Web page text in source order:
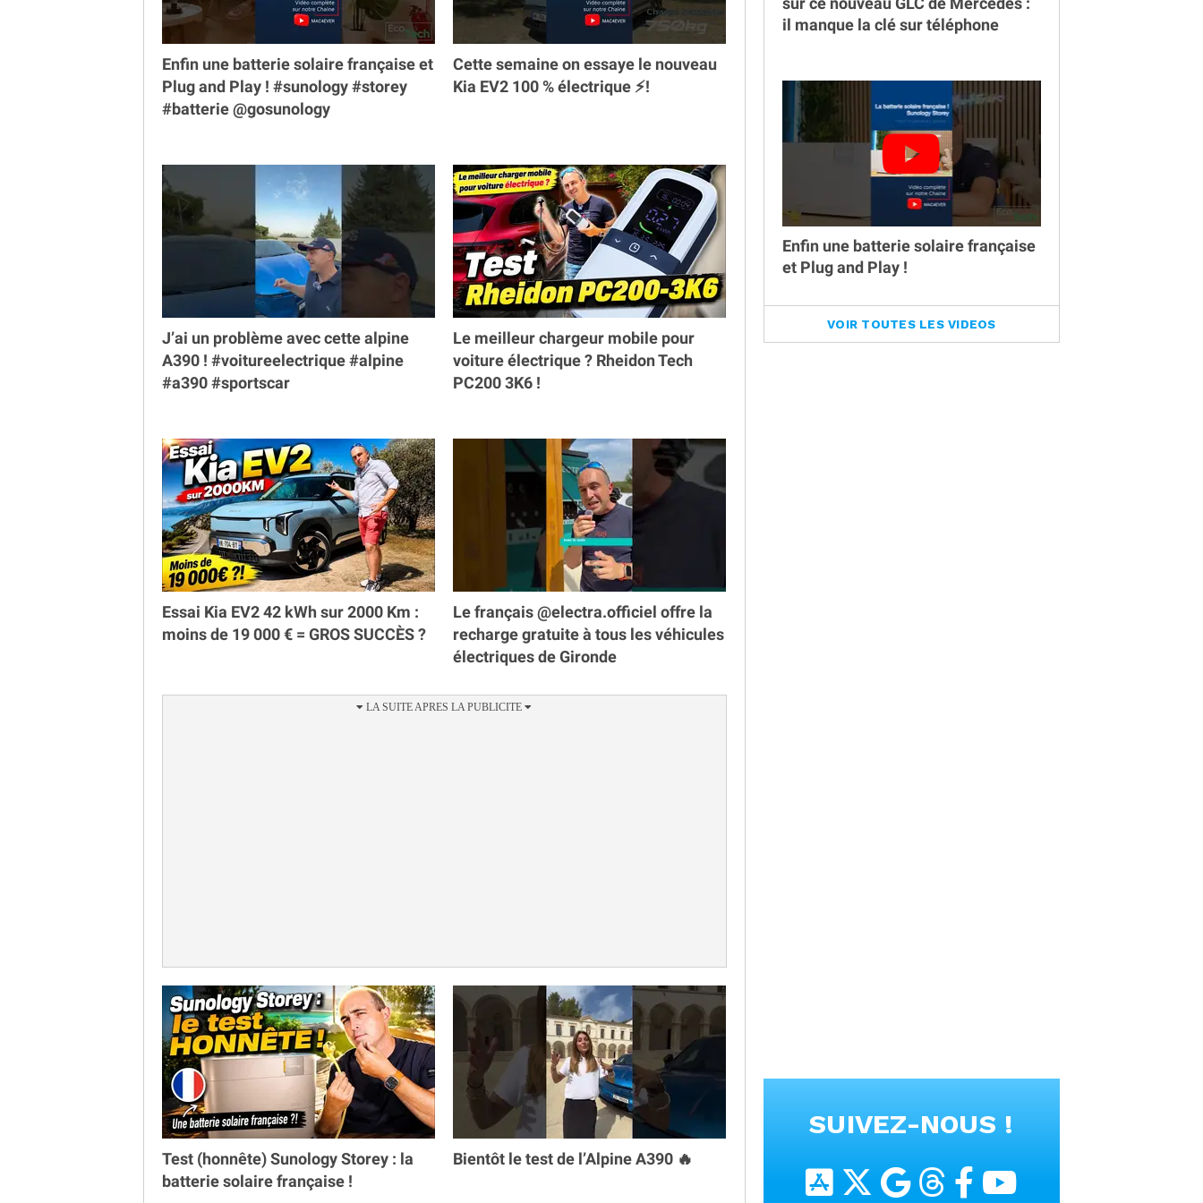
Enfin une batterie solaire française et
Plug and Play ! #sunology #storey
#batterie @gosunology
Cette semaine on essaye le nouveau
Kia EV2 100 % électrique ⚡️!
J’ai un problème avec cette alpine
A390 ! #voitureelectrique #alpine
#a390 #sportscar
Le meilleur chargeur mobile pour
voiture électrique ? Rheidon Tech
PC200 3K6 !
Essai Kia EV2 42 kWh sur 2000 Km :
moins de 19 000 € = GROS SUCCÈS ?
Le français @electra.officiel offre la
recharge gratuite à tous les véhicules
électriques de Gironde
Test (honnête) Sunology Storey : la
batterie solaire française !
Bientôt le test de l’Alpine A390 🔥
il manque la clé sur téléphone
Enfin une batterie solaire française
et Plug and Play !
VOIR TOUTES LES VIDEOS
SUIVEZ-NOUS !